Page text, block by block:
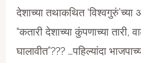
देशाच्या तथाकथित
“कतारी देशाच्या कुंपणाच्या तारी,
घालावीत”??? …पहिल्यांदा